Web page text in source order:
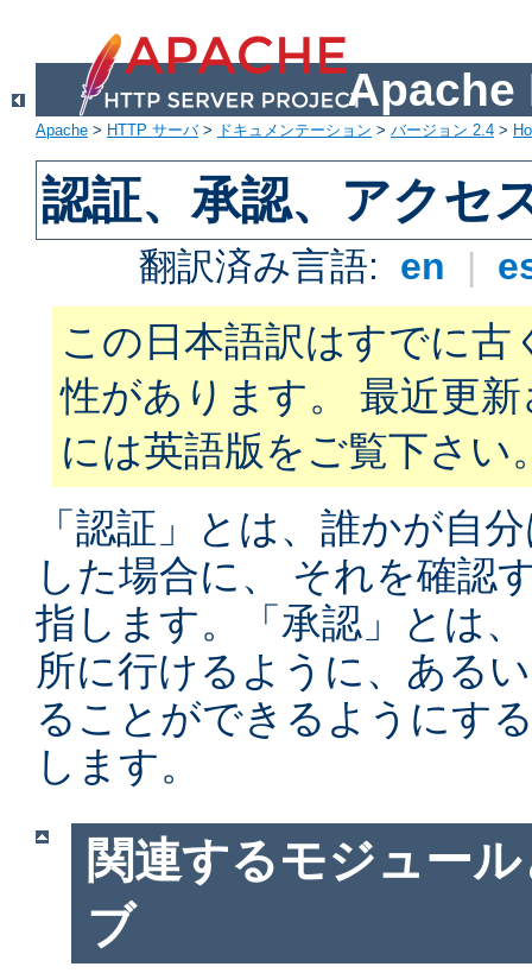
Apache
Apache > HTTP サーバ> ドキュメンテーション > バージョン 2.4 >
認証、承認、アクセ
翻訳済み言語: en |
この日本語訳はすでに古
性があります。 最近更
には英語版をご覧下さい
「認証」とは、誰かが自
した場合に、 それを確認
指します。「承認」とは
所に行けるように、ある
ることができるようにす
します。
関連するモジュー
ブ